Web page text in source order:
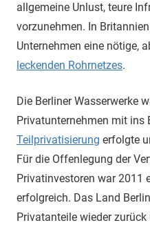
allgemeine Unlust, teure
vorzunehmen. In
Unternehmen eine nötige,
leckenden Rohrnetzes.
Die Berliner Wasserwerke
Privatunternehmen mit ins
Teilprivatisierung erfolgte
Für die Offenlegung der
Privatinvestoren war 2011
erfolgreich. Das Land
Privatanteile wieder